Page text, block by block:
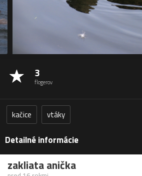
3
flogerov
kačice vtáky
Detailné informácie
zakliata anička